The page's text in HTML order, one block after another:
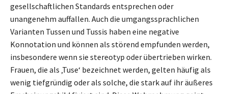
gesellschaftlichen Standards entsprechen oder
unangenehm auffallen. Auch die umgangssprachlichen
Varianten Tussen und Tussis haben eine negative
Konnotation und können als störend empfunden werden,
insbesondere wenn sie stereotyp oder übertrieben wirken.
Frauen, die als ‚Tuse‘ bezeichnet werden, gelten häufig als
wenig tiefgründig oder als solche, die stark auf ihr äußeres